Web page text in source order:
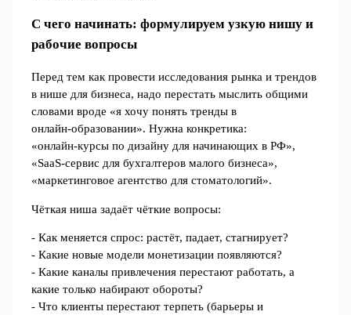
С чего начинать: формулируем узкую нишу и
рабочие вопросы
Перед тем как провести исследования рынка и трендов
в нише для бизнеса, надо перестать мыслить общими
словами вроде «я хочу понять тренды в
онлайн‑образовании». Нужна конкретика:
«онлайн‑курсы по дизайну для начинающих в РФ»,
«SaaS‑сервис для бухгалтеров малого бизнеса»,
«маркетинговое агентство для стоматологий».
Чёткая ниша задаёт чёткие вопросы:
- Как меняется спрос: растёт, падает, стагнирует?
- Какие новые модели монетизации появляются?
- Какие каналы привлечения перестают работать, а
какие только набирают обороты?
- Что клиенты перестают терпеть (барьеры и